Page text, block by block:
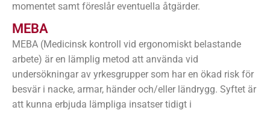
momentet samt föreslår eventuella åtgärder.
MEBA
MEBA (Medicinsk kontroll vid ergonomiskt belastande
arbete) är en lämplig metod att använda vid
undersökningar av yrkesgrupper som har en ökad risk för
besvär i nacke, armar, händer och/eller ländrygg. Syftet är
att kunna erbjuda lämpliga insatser tidigt i